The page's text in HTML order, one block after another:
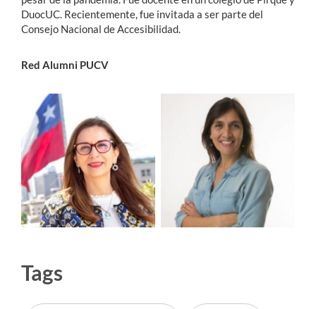
DuocUC. Recientemente, fue invitada a ser parte del
Consejo Nacional de Accesibilidad.
Red Alumni PUCV
Tags